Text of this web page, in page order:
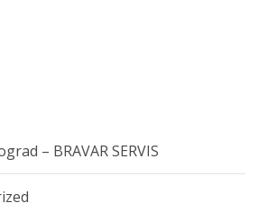
– BRAVAR SERVIS